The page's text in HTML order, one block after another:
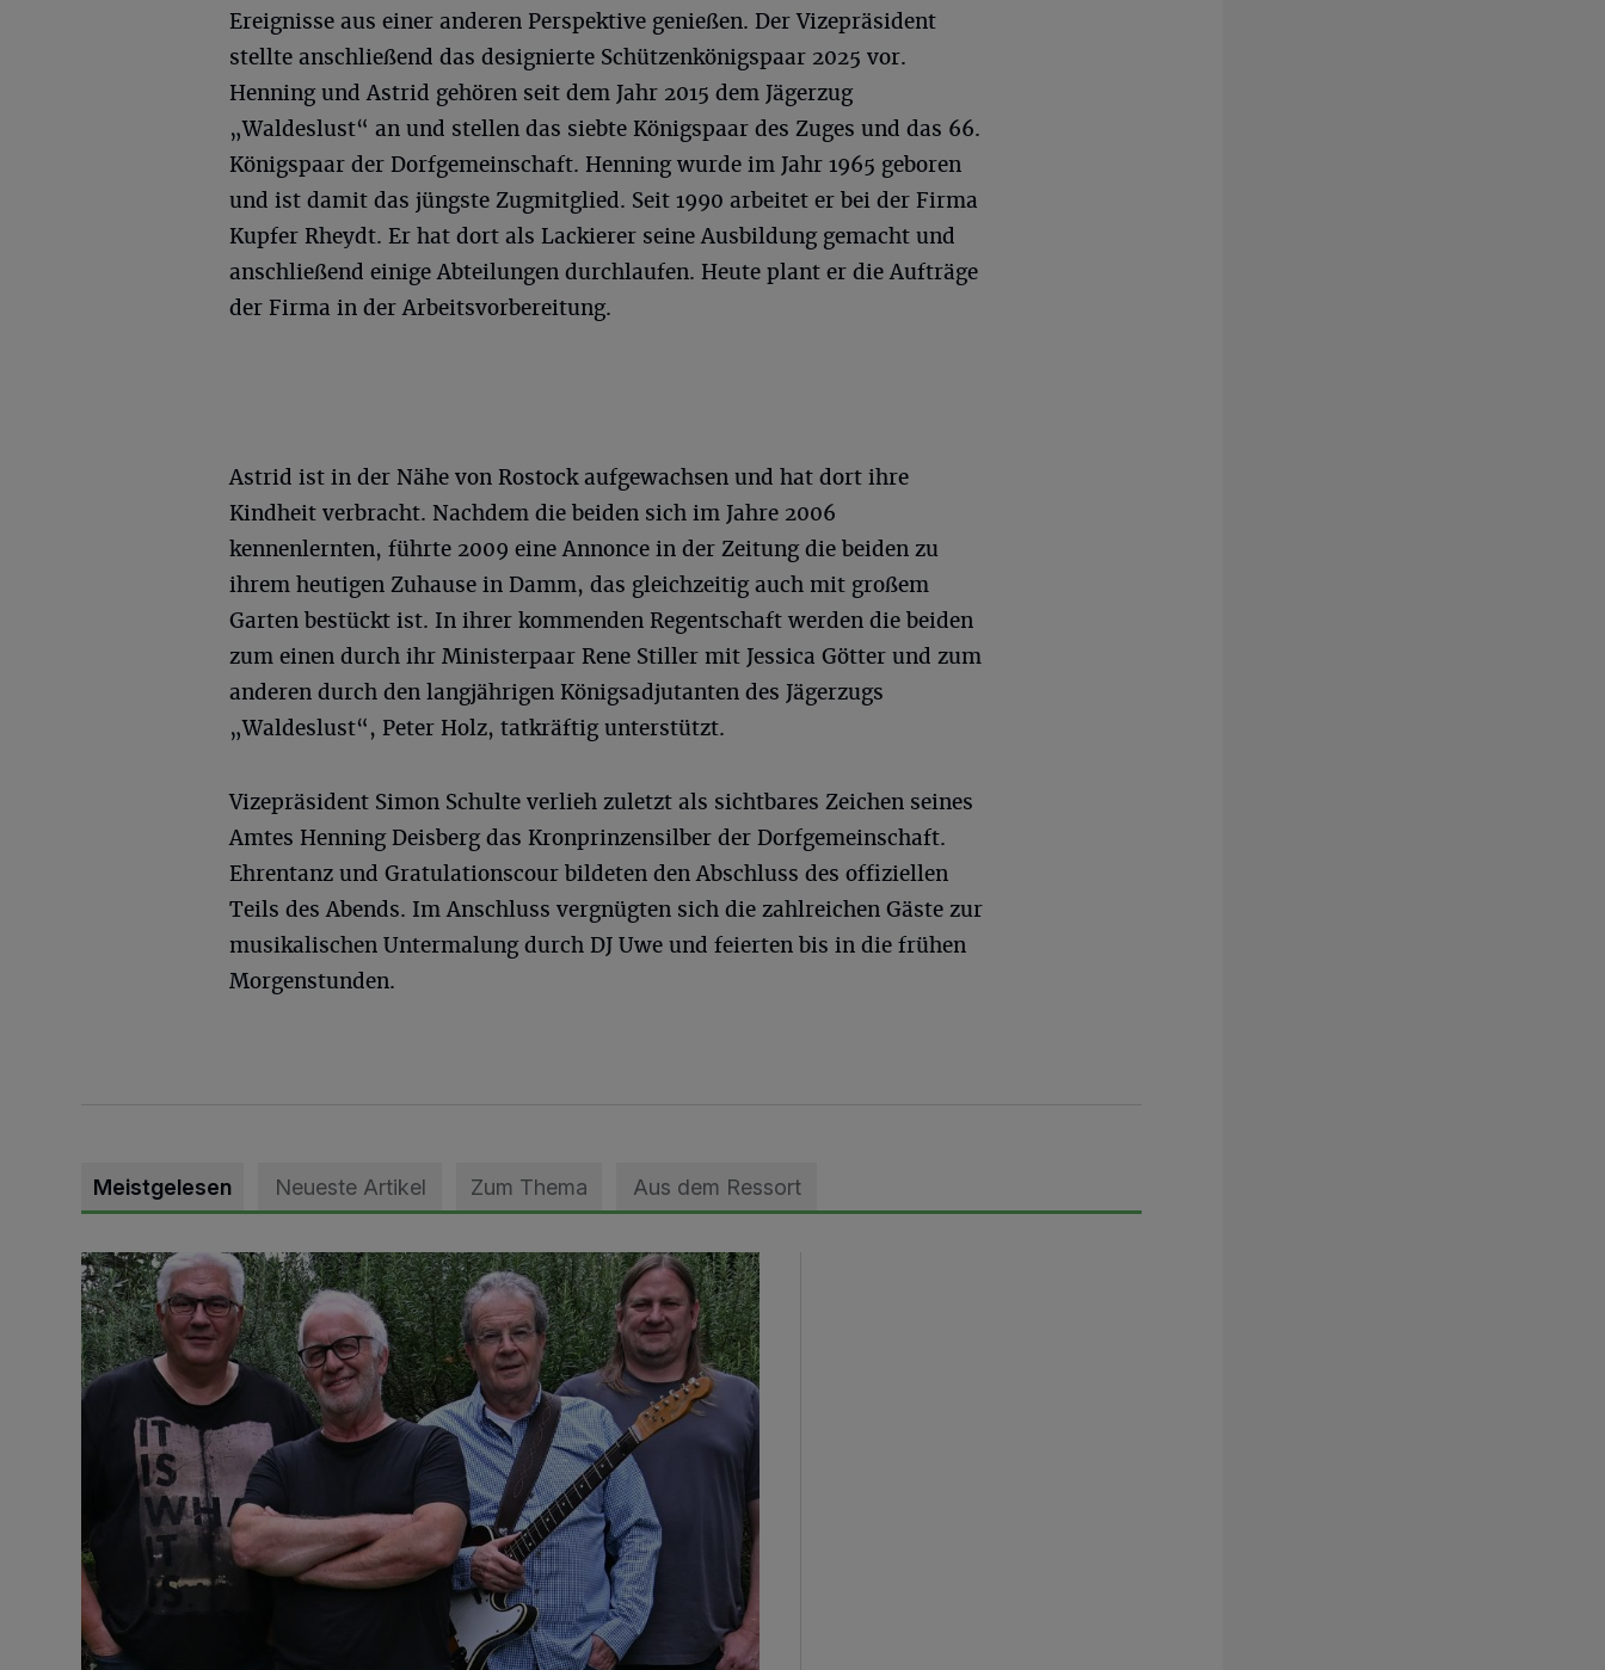
Ereignisse aus einer anderen Perspektive genießen. Der Vizepräsident
stellte anschließend das designierte Schützenkönigspaar 2025 vor.
Henning und Astrid gehören seit dem Jahr 2015 dem Jägerzug
„Waldeslust“ an und stellen das siebte Königspaar des Zuges und das 66.
Königspaar der Dorfgemeinschaft. Henning wurde im Jahr 1965 geboren
und ist damit das jüngste Zugmitglied. Seit 1990 arbeitet er bei der Firma
Kupfer Rheydt. Er hat dort als Lackierer seine Ausbildung gemacht und
anschließend einige Abteilungen durchlaufen. Heute plant er die Aufträge
der Firma in der Arbeitsvorbereitung.
Astrid ist in der Nähe von Rostock aufgewachsen und hat dort ihre
Kindheit verbracht. Nachdem die beiden sich im Jahre 2006
kennenlernten, führte 2009 eine Annonce in der Zeitung die beiden zu
ihrem heutigen Zuhause in Damm, das gleichzeitig auch mit großem
Garten bestückt ist. In ihrer kommenden Regentschaft werden die beiden
zum einen durch ihr Ministerpaar Rene Stiller mit Jessica Götter und zum
anderen durch den langjährigen Königsadjutanten des Jägerzugs
„Waldeslust“, Peter Holz, tatkräftig unterstützt.
Vizepräsident Simon Schulte verlieh zuletzt als sichtbares Zeichen seines
Amtes Henning Deisberg das Kronprinzensilber der Dorfgemeinschaft.
Ehrentanz und Gratulationscour bildeten den Abschluss des offiziellen
Teils des Abends. Im Anschluss vergnügten sich die zahlreichen Gäste zur
musikalischen Untermalung durch DJ Uwe und feierten bis in die frühen
Morgenstunden.
Meistgelesen Neueste Artikel Zum Thema Aus dem Ressort
Auch Platz für leisere Töne